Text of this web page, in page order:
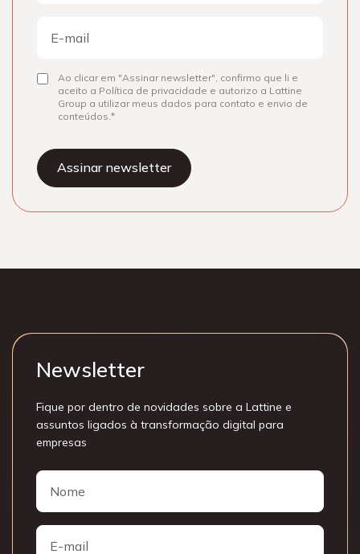
mail
ConsentirAo clicar em "Assinar newsletter", confirmo que li e
aceito a Política de privacidade e autorizo a Lattine
Group a utilizar meus dados para contato e envio de
conteúdos.
Newsletter
Fique por dentro de novidades sobre a Lattine e
assuntos ligados à transformação digital para
empresas
Nome
E-
mail